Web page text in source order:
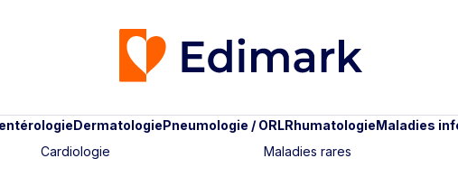
DermatologiePneumologie / ORLRhumatologieMaladies
Cardiologie Maladies rares